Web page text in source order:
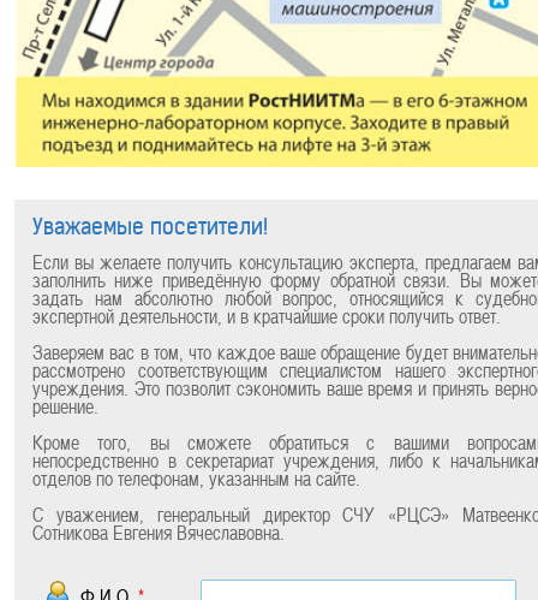
Уважаемые посетители!
Если вы желаете получить консультацию эксперта, предлагаем
заполнить ниже приведённую форму обратной связи. Вы
задать нам абсолютно любой вопрос, относящийся к
экспертной деятельности, и в кратчайшие сроки получить ответ.
Заверяем вас в том, что каждое ваше обращение будет
рассмотрено соответствующим специалистом нашего
учреждения. Это позволит сэкономить ваше время и принять
решение.
Кроме того, вы сможете обратиться с вашими
непосредственно в секретариат учреждения, либо к
отделов по телефонам, указанным на сайте.
С уважением, генеральный директор СЧУ «РЦСЭ»
Сотникова Евгения Вячеславовна.